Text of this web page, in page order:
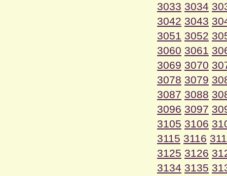
3033 3034
3042 3043
3051 3052
3060 3061
3069 3070
3078 3079
3087 3088
3096 3097
3105 3106
3115 3116
3125 3126
3134 3135